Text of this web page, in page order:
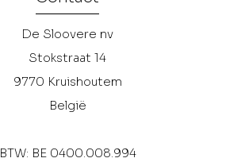
De Sloovere nv
Stokstraat 14
9770 Kruishoutem
België
BTW: BE 0400.008.994